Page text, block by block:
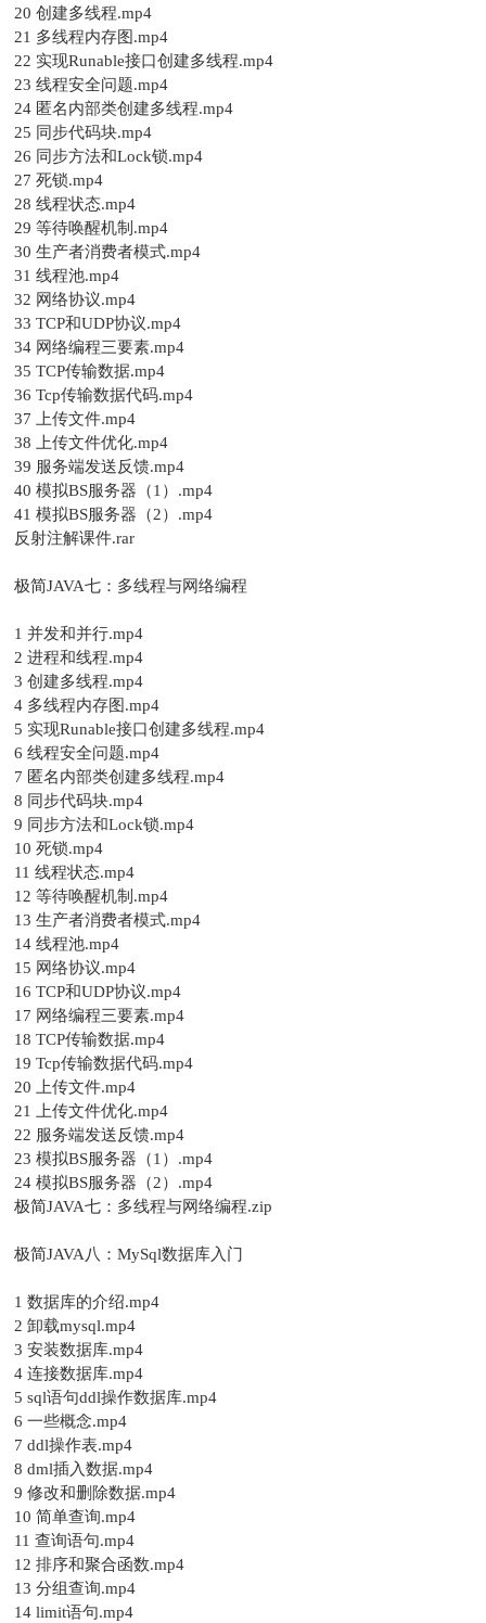
20 创建多线程.mp4
21 多线程内存图.mp4
22 实现Runable接口创建多线程.mp4
23 线程安全问题.mp4
24 匿名内部类创建多线程.mp4
25 同步代码块.mp4
26 同步方法和Lock锁.mp4
27 死锁.mp4
28 线程状态.mp4
29 等待唤醒机制.mp4
30 生产者消费者模式.mp4
31 线程池.mp4
32 网络协议.mp4
33 TCP和UDP协议.mp4
34 网络编程三要素.mp4
35 TCP传输数据.mp4
36 Tcp传输数据代码.mp4
37 上传文件.mp4
38 上传文件优化.mp4
39 服务端发送反馈.mp4
40 模拟BS服务器（1）.mp4
41 模拟BS服务器（2）.mp4
反射注解课件.rar
极简JAVA七：多线程与网络编程
1 并发和并行.mp4
2 进程和线程.mp4
3 创建多线程.mp4
4 多线程内存图.mp4
5 实现Runable接口创建多线程.mp4
6 线程安全问题.mp4
7 匿名内部类创建多线程.mp4
8 同步代码块.mp4
9 同步方法和Lock锁.mp4
10 死锁.mp4
11 线程状态.mp4
12 等待唤醒机制.mp4
13 生产者消费者模式.mp4
14 线程池.mp4
15 网络协议.mp4
16 TCP和UDP协议.mp4
17 网络编程三要素.mp4
18 TCP传输数据.mp4
19 Tcp传输数据代码.mp4
20 上传文件.mp4
21 上传文件优化.mp4
22 服务端发送反馈.mp4
23 模拟BS服务器（1）.mp4
24 模拟BS服务器（2）.mp4
极简JAVA七：多线程与网络编程.zip
极简JAVA八：MySql数据库入门
1 数据库的介绍.mp4
2 卸载mysql.mp4
3 安装数据库.mp4
4 连接数据库.mp4
5 sql语句ddl操作数据库.mp4
6 一些概念.mp4
7 ddl操作表.mp4
8 dml插入数据.mp4
9 修改和删除数据.mp4
10 简单查询.mp4
11 查询语句.mp4
12 排序和聚合函数.mp4
13 分组查询.mp4
14 limit语句.mp4